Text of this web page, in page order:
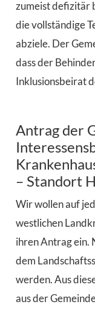
zumeist defizitär
die vollständige
abziele. Der
dass der
Inklusionsbeirat
Antrag der
– Standort
Wir wollen auf
westlichen
ihren Antrag ein.
dem
werden. Aus
aus der